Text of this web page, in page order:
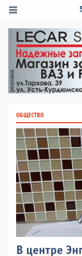
ОБЩЕСТВО
В центре